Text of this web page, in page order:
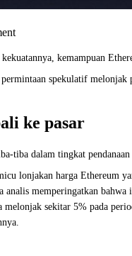
kemampuan
spekulatif melonjak
ke pasar
tiba dalam tingkat
lonjakan harga Ethereum
analis memperingatkan
melonjak sekitar 5% pada